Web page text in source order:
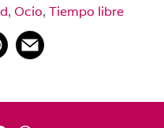
, Ocio, Tiempo libre